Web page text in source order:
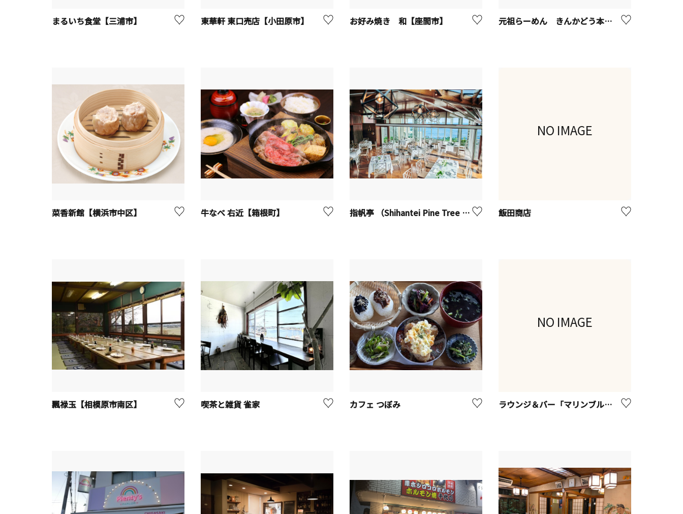
まるいち食堂【三浦市】 東華軒 東口売店【小田原市】 お好み焼き 和【座間市】 元祖らーめん きんかどう本店【座間市】
菜香新館【横浜市中区】 牛なべ 右近【箱根町】 指帆亭 （Shihantei Pine Tree Resort）【二宮町】※観光事業者向けUV
NO IMAGE
飯田商店
飄禄玉【相模原市南区】 喫茶と雑貨 雀家 カフェ つぼみ
NO IMAGE
ラウンジ＆バー「マリンブルー」